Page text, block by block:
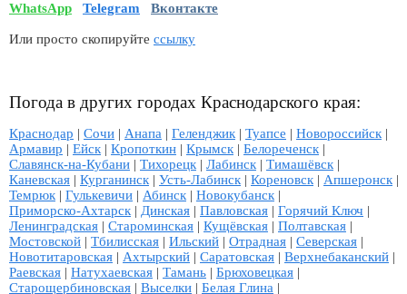
WhatsApp
Telegram Вконтакте
Или просто скопируйте ссылку
Погода в других городах Краснодарского края:
Краснодар | Сочи | Анапа | Геленджик| Туапсе | Новороссийск|
Армавир | Ейск| Кропоткин | Крымск| Белореченск|
Славянск-на-Кубани | Тихорецк| Лабинск| Тимашёвск|
Каневская | Курганинск| Усть-Лабинск| Кореновск| Апшеронск|
Темрюк| Гулькевичи | Абинск| Новокубанск|
Приморско-Ахтарск| Динская | Павловская | Горячий Ключ |
Ленинградская | Староминская | Кущёвская | Полтавская |
Мостовской | Тбилисская | Ильский | Отрадная | Северская |
Новотитаровская | Ахтырский | Саратовская | Верхнебаканский |
Раевская | Натухаевская | Тамань | Брюховецкая |
Старощербиновская | Выселки | Белая Глина |